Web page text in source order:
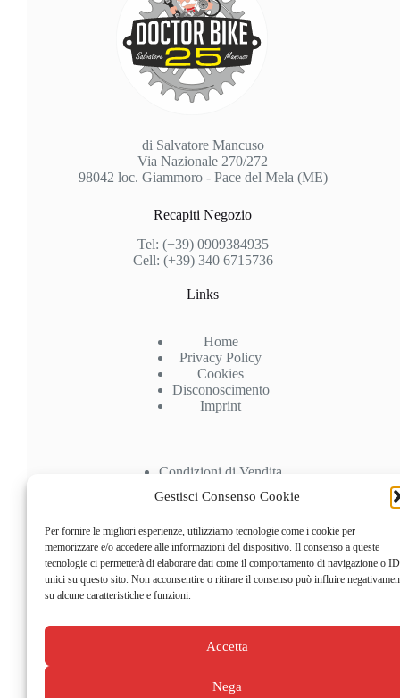
Gestisci Consenso Cookie
Per fornire le migliori esperienze, utilizziamo tecnologie come i cookie per
memorizzare e/o accedere alle informazioni del dispositivo. Il consenso a queste
tecnologie ci permetterà di elaborare dati come il comportamento di navigazione o ID
unici su questo sito. Non acconsentire o ritirare il consenso può influire
su alcune caratteristiche e funzioni.
Accetta
Nega
di Salvatore Mancuso
Via Nazionale 270/272
98042 loc. Giammoro - Pace del Mela (ME)
Recapiti Negozio
Tel: (+39) 0909384935
Cell: (+39) 340 6715736
Links
Home
Privacy Policy
Cookies
Disconoscimento
Imprint
Condizioni di Vendita
Pagamenti
Account
Il mio Account